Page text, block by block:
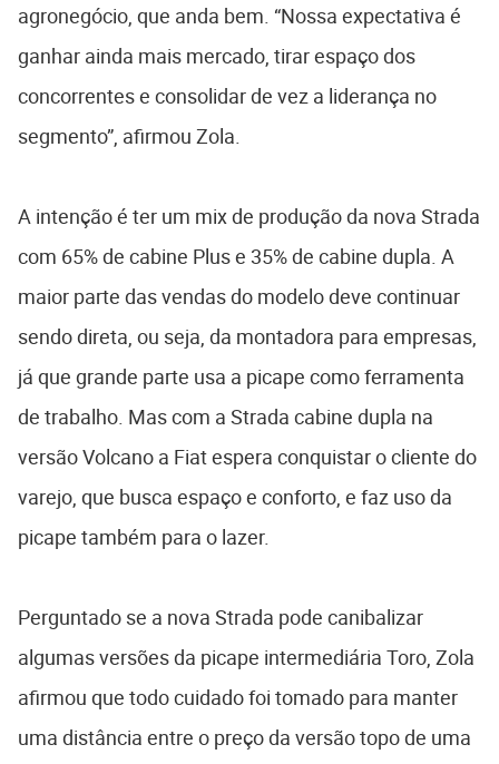
agronegócio, que anda bem. “Nossa expectativa é
ganhar ainda mais mercado, tirar espaço dos
concorrentes e consolidar de vez a liderança no
segmento”, afirmou Zola.
A intenção é ter um mix de produção da nova Strada
com 65% de cabine Plus e 35% de cabine dupla. A
maior parte das vendas do modelo deve continuar
sendo direta, ou seja, da montadora para empresas,
já que grande parte usa a picape como ferramenta
de trabalho. Mas com a Strada cabine dupla na
versão Volcano a Fiat espera conquistar o cliente do
varejo, que busca espaço e conforto, e faz uso da
picape também para o lazer.
Perguntado se a nova Strada pode canibalizar
algumas versões da picape intermediária Toro, Zola
afirmou que todo cuidado foi tomado para manter
uma distância entre o preço da versão topo de uma